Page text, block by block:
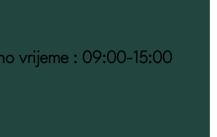
vrijeme : 09:00-15:00